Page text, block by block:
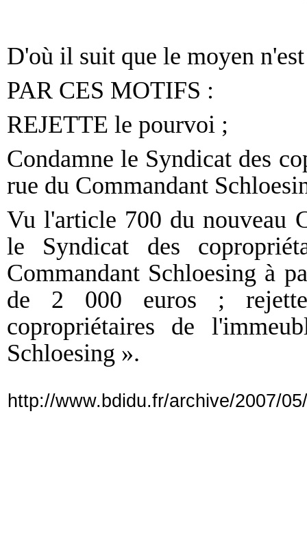
D'où il suit que le moyen
PAR CES MOTIFS :
REJETTE le pourvoi ;
Condamne le Syndicat des
rue du Commandant
Vu l'article 700 du nouveau
le Syndicat des
Commandant Schloesing à
de 2 000 euros ;
copropriétaires de
Schloesing ».
http://www.bdidu.fr/archive/2007/